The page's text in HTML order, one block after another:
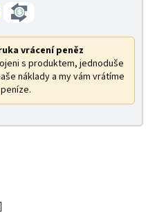
vrácení peněz
s produktem, jednoduše
náklady a my vám vrátíme
peníze.